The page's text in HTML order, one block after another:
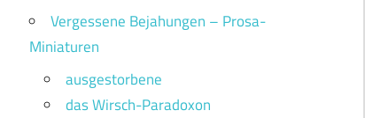
Vergessene Bejahungen – Prosa-
Miniaturen
ausgestorbene
das Wirsch-Paradoxon